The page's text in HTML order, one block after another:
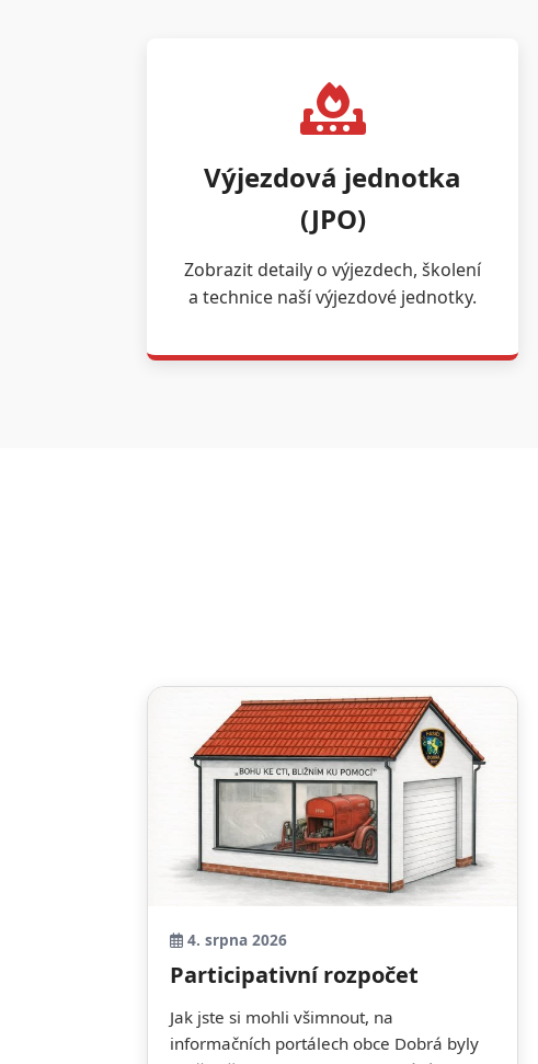
Výjezdová jednotka
(JPO)
Zobrazit detaily o výjezdech, školení
a technice naší výjezdové jednotky.
4. srpna 2026
Participativní rozpočet
Jak jste si mohli všimnout, na
informačních portálech obce Dobrá byly